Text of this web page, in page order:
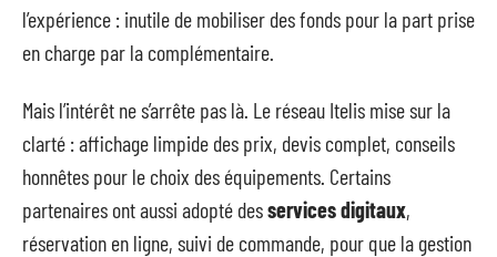
l’expérience : inutile de mobiliser des fonds pour la part prise
en charge par la complémentaire.
Mais l’intérêt ne s’arrête pas là. Le réseau Itelis mise sur la
clarté : affichage limpide des prix, devis complet, conseils
honnêtes pour le choix des équipements. Certains
partenaires ont aussi adopté desservices digitaux,
réservation en ligne, suivi de commande, pour que la gestion